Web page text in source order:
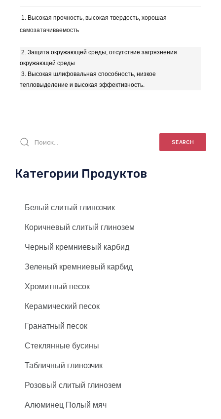
1. Высокая прочность, высокая твердость, хорошая
самозатачиваемость
2. Защита окружающей среды, отсутствие загрязнения
окружающей среды
3. Высокая шлифовальная способность, низкое
тепловыделение и высокая эффективность.
SEARCH
Категории Продуктов
Белый слитый глинозчик
Коричневый слитый глинозем
Черный кремниевый карбид
Зеленый кремниевый карбид
Хромитный песок
Керамический песок
Гранатный песок
Стеклянные бусины
Табличный глинозчик
Розовый слитый глинозем
Алюминец Полый мяч